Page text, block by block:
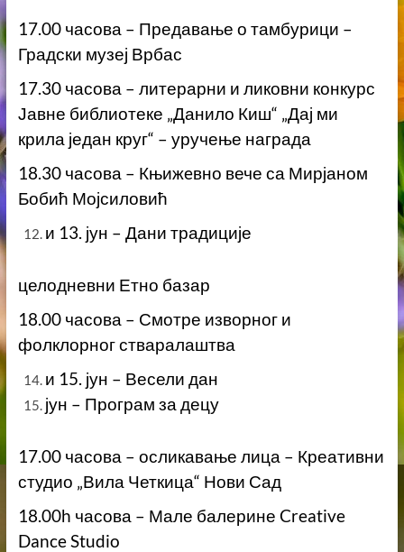
17.00 часова – Предавање о тамбурици –
Градски музеј Врбас
17.30 часова – литерарни и ликовни конкурс
Јавне библиотеке „Данило Киш“ „Дај ми
крила један круг“ – уручење награда
18.30 часова – Књижeвно вече са Мирјаном
Бобић Мојсиловић
и 13. јун – Дани традиције
целодневни Етно базар
18.00 часова – Смотре изворног и
фолклорног стваралаштва
и 15. јун – Весели дан
јун – Програм за децу
17.00 часова – осликавање лица – Креативни
студио „Вила Четкица“ Нови Сад
18.00h часова – Мале балерине Creative
Dance Studio